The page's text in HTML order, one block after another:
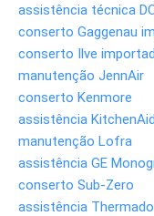
assistência técnica
conserto Gaggenau
conserto Ilve
manutenção JennAir
conserto Kenmore
assistência
manutenção Lofra
assistência GE
conserto Sub-Zero
assistência